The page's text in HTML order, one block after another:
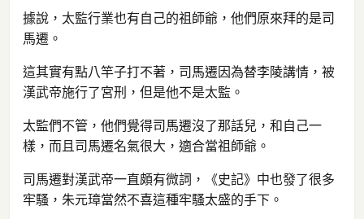
據說，太監行業也有自己的祖師爺，他們原來拜的是司
馬遷。
這其實有點八竿子打不著，司馬遷因為替李陵講情，被
漢武帝施行了宮刑，但是他不是太監。
太監們不管，他們覺得司馬遷沒了那話兒，和自己一
樣，而且司馬遷名氣很大，適合當祖師爺。
司馬遷對漢武帝一直頗有微詞，《史記》中也發了很多
牢騷，朱元璋當然不喜這種牢騷太盛的手下。